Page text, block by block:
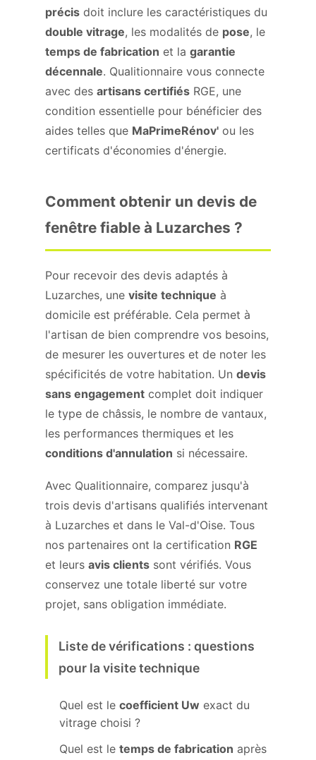
précis doit inclure les caractéristiques du
double vitrage, les modalités de pose, le
temps de fabrication et la garantie
décennale. Qualitionnaire vous connecte
avec des artisans certifiés RGE, une
condition essentielle pour bénéficier des
aides telles que MaPrimeRénov' ou les
certificats d'économies d'énergie.
Comment obtenir un devis de
fenêtre fiable à Luzarches ?
Pour recevoir des devis adaptés à
Luzarches, une visite technique à
domicile est préférable. Cela permet à
l'artisan de bien comprendre vos besoins,
de mesurer les ouvertures et de noter les
spécificités de votre habitation. Un devis
sans engagement complet doit indiquer
le type de châssis, le nombre de vantaux,
les performances thermiques et les
conditions d'annulation si nécessaire.
Avec Qualitionnaire, comparez jusqu'à
trois devis d'artisans qualifiés intervenant
à Luzarches et dans le Val-d'Oise. Tous
nos partenaires ont la certification RGE
et leurs avis clients sont vérifiés. Vous
conservez une totale liberté sur votre
projet, sans obligation immédiate.
Liste de vérifications : questions
pour la visite technique
Quel est le coefficient Uw exact du
vitrage choisi ?
Quel est le temps de fabrication après